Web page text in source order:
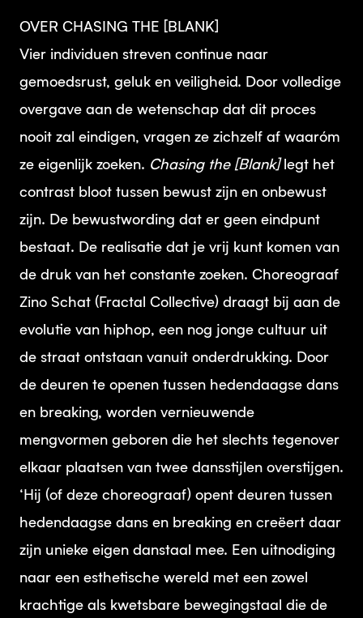
OVER CHASING THE [BLANK]
Vier individuen streven continue naar
gemoedsrust, geluk en veiligheid. Door volledige
overgave aan de wetenschap dat dit proces
nooit zal eindigen, vragen ze zichzelf af waaróm
ze eigenlijk zoeken. Chasing the [Blank]legt het
contrast bloot tussen bewust zijn en onbewust
zijn. De bewustwording dat er geen eindpunt
bestaat. De realisatie dat je vrij kunt komen van
de druk van het constante zoeken. Choreograaf
Zino Schat (Fractal Collective) draagt bij aan de
evolutie van hiphop, een nog jonge cultuur uit
de straat ontstaan vanuit onderdrukking. Door
de deuren te openen tussen hedendaagse dans
en breaking, worden vernieuwende
mengvormen geboren die het slechts tegenover
elkaar plaatsen van twee dansstijlen overstijgen.
‘Hij (of deze choreograaf) opent deuren tussen
hedendaagse dans en breaking en creëert daar
zijn unieke eigen danstaal mee. Een uitnodiging
naar een esthetische wereld met een zowel
krachtige als kwetsbare bewegingstaal die de